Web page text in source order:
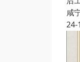
咸
24-